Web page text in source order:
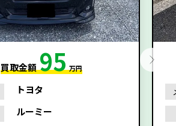
買取金額95 万円
トヨタ
ルーミー